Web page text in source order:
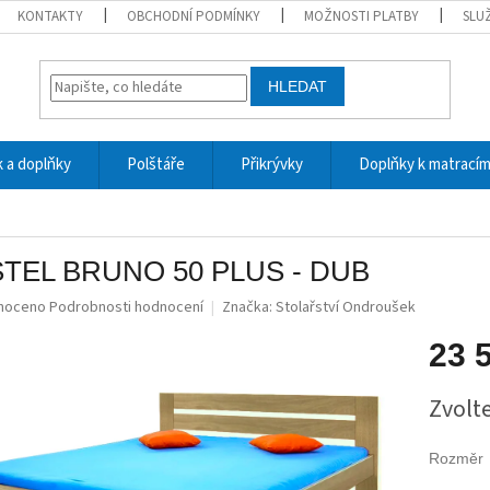
KONTAKTY OBCHODNÍ PODMÍNKY MOŽNOSTI PLATBY
HLEDAT
a doplňky Polštáře Přikrývky Doplňky k matracím
BRUNO 50 PLUS - DUB
Podrobnosti hodnocení Značka: Stolařství Ondroušek
23
cena:
Rozměr